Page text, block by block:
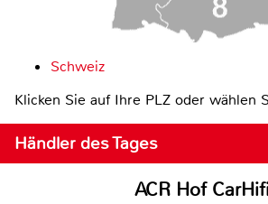
Schweiz
Klicken Sie auf Ihre PLZ oder wählen
Händler des Tages
ACR Hof